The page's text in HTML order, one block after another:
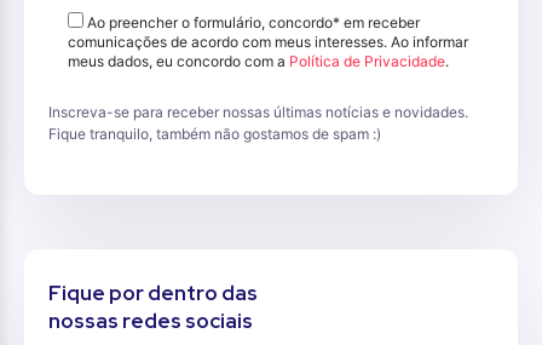
Ao preencher o formulário, concordo* em receber
comunicações de acordo com meus interesses. Ao informar
meus dados, eu concordo com a Política de Privacidade.
Inscreva-se para receber nossas últimas notícias e novidades.
Fique tranquilo, também não gostamos de spam :)
Fique por dentro das
nossas redes sociais